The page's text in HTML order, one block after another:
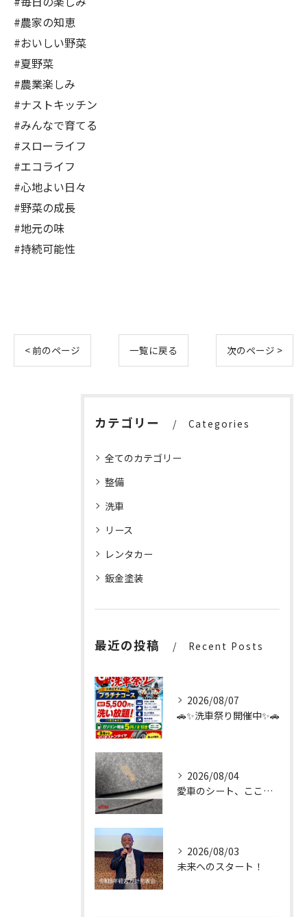
#農家の知恵
#おいしい野菜
#夏野菜
#農業楽しみ
#ナストキッチン
#みんなで育てる
#スローライフ
#エコライフ
#心地よい日々
#野菜の成長
#地元の味
#持続可能性
< 前のページ 一覧に戻る 次のページ >
カテゴリー Categories
全てのカテゴリー
整備
洗車
リース
レンタカー
鈑金塗装
最近の投稿 Recent Posts
2026/08/07
🚗✨洗車祭り開催中✨🚗
2026/08/04
愛車のシート、ここまで輝く✨
2026/08/03
未来へのスタート！